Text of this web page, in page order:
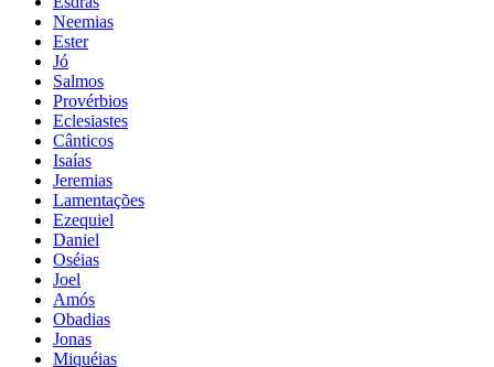
Neemias
Ester
Jó
Salmos
Provérbios
Eclesiastes
Cânticos
Isaías
Jeremias
Lamentações
Ezequiel
Daniel
Oséias
Joel
Amós
Obadias
Jonas
Miquéias